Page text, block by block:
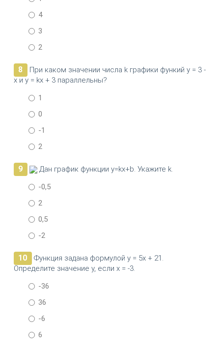
4
3
2
8
При каком значении числа k графики функий у = 3 -
х и у = kх + 3 параллельны?
1
0
-1
2
9
Дан график функции y=kx+b. Укажите k.
-0,5
2
0,5
-2
10
Функция задана формулой у = 5х + 21.
Определите значение у, если х = -3.
-36
36
-6
6